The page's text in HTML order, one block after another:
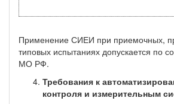
Применение СИЕИ при приемочных,
типовых испытаниях допускается по
МО РФ.
Требования к
контроля и измерительным